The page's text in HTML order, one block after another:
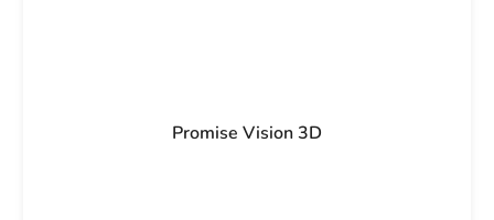
Promise Vision 3D